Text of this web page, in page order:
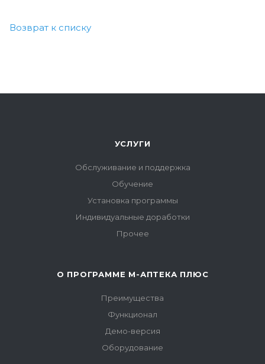
Возврат к списку
УСЛУГИ
Обслуживание и поддержка
Обучение
Установка программы
Индивидуальные доработки
Прочее
О ПРОГРАММЕ М-АПТЕКА ПЛЮС
Преимущества
Функционал
Демо-версия
Оборудование